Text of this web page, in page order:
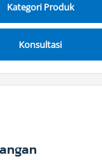
Kategori Produk
Konsultasi